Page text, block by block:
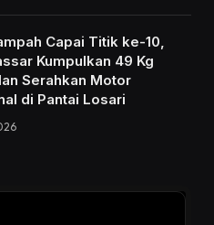
Capai Titik ke-10,
Kumpulkan 49 Kg
Serahkan Motor
di Pantai Losari